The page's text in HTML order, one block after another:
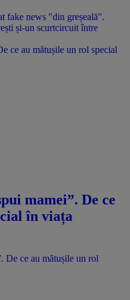
ce au mătușile un rol special
mamei”. De ce
în viața